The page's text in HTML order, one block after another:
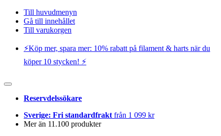
Till huvudmenyn
Gå till innehållet
Till varukorgen
⚡️Köp mer, spara mer: 10% rabatt på filament & harts när du
köper 10 stycken! ⚡️
Reservdelssökare
Sverige: Fri standardfrakt från 1 099 kr
Mer än 11.100 produkter